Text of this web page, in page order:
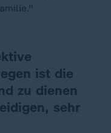
ist die
zu dienen
sehr